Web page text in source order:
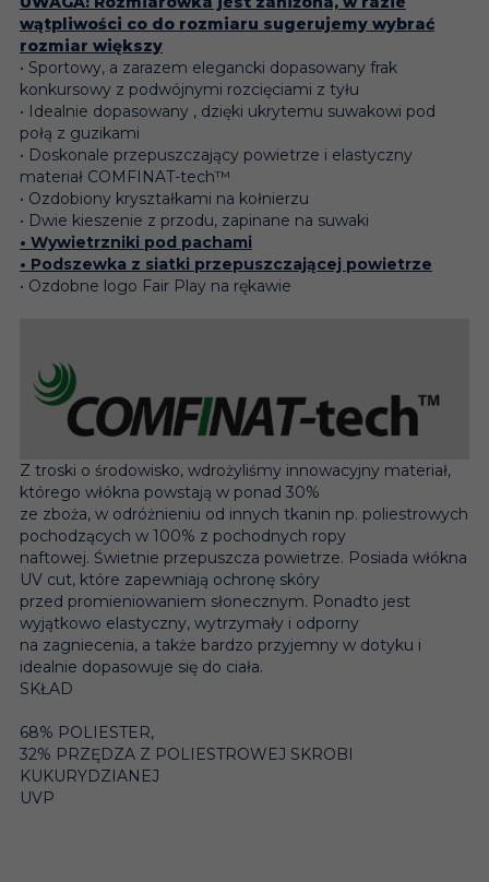
wątpliwości co do rozmiaru sugerujemy wybrać
rozmiar większy
• Sportowy, a zarazem elegancki dopasowany frak
konkursowy z podwójnymi rozcięciami z tyłu
• Idealnie dopasowany , dzięki ukrytemu suwakowi pod
połą z guzikami
• Doskonale przepuszczający powietrze i elastyczny
materiał COMFINAT-tech™
• Ozdobiony kryształkami na kołnierzu
• Dwie kieszenie z przodu, zapinane na suwaki
• Wywietrzniki pod pachami
• Podszewka z siatki przepuszczającej powietrze
• Ozdobne logo Fair Play na rękawie
Z troski o środowisko, wdrożyliśmy innowacyjny materiał,
którego włókna powstają w ponad 30%
ze zboża, w odróżnieniu od innych tkanin np. poliestrowych
pochodzących w 100% z pochodnych ropy
naftowej. Świetnie przepuszcza powietrze. Posiada włókna
UV cut, które zapewniają ochronę skóry
przed promieniowaniem słonecznym. Ponadto jest
wyjątkowo elastyczny, wytrzymały i odporny
na zagniecenia, a także bardzo przyjemny w dotyku i
idealnie dopasowuje się do ciała.
SKŁAD
68% POLIESTER,
32% PRZĘDZA Z POLIESTROWEJ SKROBI
KUKURYDZIANEJ
UVP